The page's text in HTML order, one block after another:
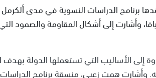
برنامج الدراسات النسوية في مدى ألكرمل
وأشارت إلى أشكال المقاومة والصمود
إلى الأساليب التي تستعملها الدولة
وأشارت همت زعبي، منسقة برنامج